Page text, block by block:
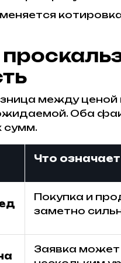
между ценой
Оба
сумм.
Что означает
Покупка и
заметно
Заявка может